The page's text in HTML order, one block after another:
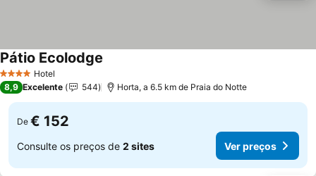
4 EstrelasHotel
Pátio Ecolodge
8,9 Excelente 544 Horta, a 6.5 km de Praia do Notte
De € 152
Consulte os preços de 2 sites Ver preços